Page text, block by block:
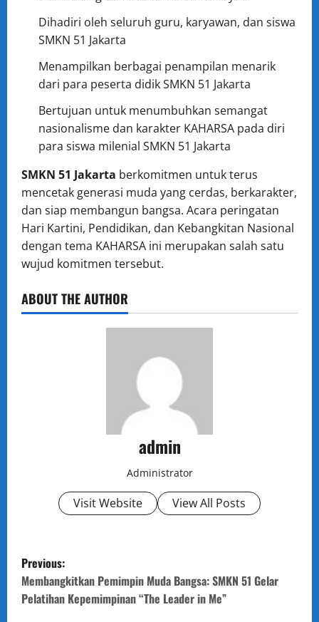
Dihadiri oleh seluruh guru, karyawan, dan siswa
SMKN 51 Jakarta
Menampilkan berbagai penampilan menarik
dari para peserta didik SMKN 51 Jakarta
Bertujuan untuk menumbuhkan semangat
nasionalisme dan karakter KAHARSA pada diri
para siswa milenial SMKN 51 Jakarta
SMKN 51 Jakarta berkomitmen untuk terus
mencetak generasi muda yang cerdas, berkarakter,
dan siap membangun bangsa. Acara peringatan
Hari Kartini, Pendidikan, dan Kebangkitan Nasional
dengan tema KAHARSA ini merupakan salah satu
wujud komitmen tersebut.
ABOUT THE AUTHOR
admin
Administrator
Visit Website View All Posts
P
o
Previous:
Membangkitkan Pemimpin Muda Bangsa: SMKN 51 Gelar
Pelatihan Kepemimpinan “The Leader in Me”